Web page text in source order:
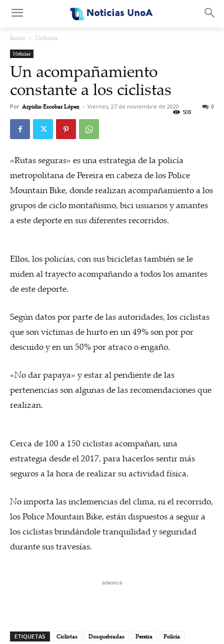
Inicio Noticias
Noticias
Un acompañamiento
constante a los ciclistas
Por Arpidio Escobar López - Viernes, 27 de noviembre de 2020 0
508
«Rutas seguras» es una estrategia de la policía
metropolitana de Pereira en cabeza de los Police
Mountain Bike, donde realizan acompañamiento a los
grupos de ciclo montañismo, bici usuarios y amantes
a este deporte en sus diferentes recorridos.
Ellos, los policías, con sus bicicletas también se le
miden al trayecto acompañando a todos los amantes
de este deporte.
Según datos por parte de las autoridades, los ciclistas
que son víctimas de hurto en un 49% son por por
descuido y en un 50% por atraco o engaño.
«No dar papaya» y estar al pendiente de las
pertenencias son algunas de las recomendaciones que
realizan.
Cerca de 100 a 150 ciclistas acompañan, una
estrategia desde el 2017, para hacerlos sentir más
seguros a la hora de realizar su actividad física.
No importa las inclemencias del clima, ni el recorrido,
los Police Mountain Bike, están dispuestos a seguir a
los ciclistas brindándole tranquilidad y seguridad
durante sus travesías.
adesnce
ETIQUETAS Ciclistas Dosquebradas Pereira Policía